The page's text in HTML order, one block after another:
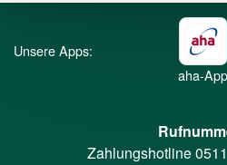
Unsere Apps:
aha-App
Zahlungshotline